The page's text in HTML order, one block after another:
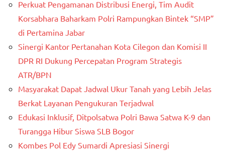
Perkuat Pengamanan Distribusi Energi, Tim Audit
Korsabhara Baharkam Polri Rampungkan Bintek “SMP”
di Pertamina Jabar
Sinergi Kantor Pertanahan Kota Cilegon dan Komisi II
DPR RI Dukung Percepatan Program Strategis
ATR/BPN
Masyarakat Dapat Jadwal Ukur Tanah yang Lebih Jelas
Berkat Layanan Pengukuran Terjadwal
Edukasi Inklusif, Ditpolsatwa Polri Bawa Satwa K-9 dan
Turangga Hibur Siswa SLB Bogor
Kombes Pol Edy Sumardi Apresiasi Sinergi